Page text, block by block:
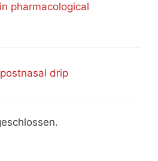
pharmacological
drip